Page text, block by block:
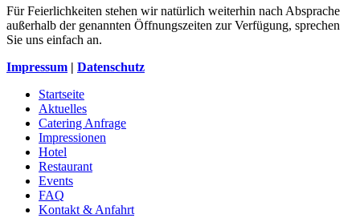
Für Feierlichkeiten stehen wir natürlich weiterhin nach Absprache
außerhalb der genannten Öffnungszeiten zur Verfügung, sprechen
Sie uns einfach an.
Impressum | Datenschutz
Startseite
Aktuelles
Catering Anfrage
Impressionen
Hotel
Restaurant
Events
FAQ
Kontakt & Anfahrt